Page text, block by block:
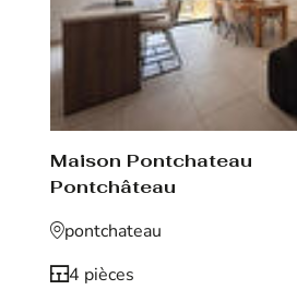
Maison Pontchateau
Pontchâteau
pontchateau
4 pièces